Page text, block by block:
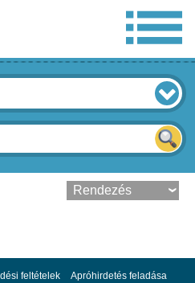
feltételek
Apróhirdetés feladása